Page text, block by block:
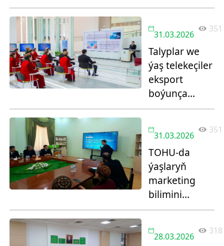
31.03.2026
351
Talyplar we
ýaş telekeçiler
eksport
boýunça
amaly
aldy
31.03.2026
351
TOHU-da
ýaşlaryň
marketing
bilimini
artdyrmak
sapak guraldy
28.03.2026
318